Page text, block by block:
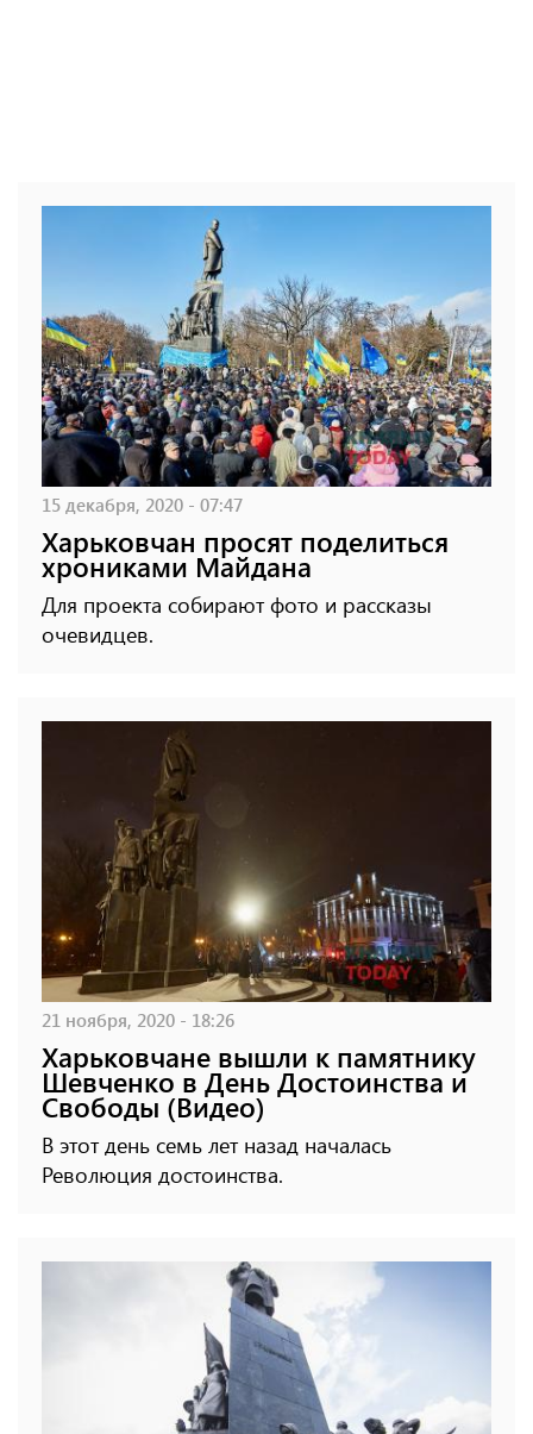
15 декабря, 2020 - 07:47
Харьковчан просят поделиться
хрониками Майдана
Для проекта собирают фото и рассказы
очевидцев.
21 ноября, 2020 - 18:26
Харьковчане вышли к памятнику
Шевченко в День Достоинства и
Свободы (Видео)
В этот день семь лет назад началась
Революция достоинства.